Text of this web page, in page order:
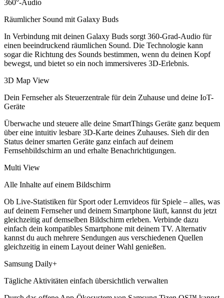
360°-Audio
Räumlicher Sound mit Galaxy Buds
In Verbindung mit deinen Galaxy Buds sorgt 360-Grad-Audio für
einen beeindruckend räumlichen Sound. Die Technologie kann
sogar die Richtung des Sounds bestimmen, wenn du deinen Kopf
bewegst, und bietet so ein noch immersiveres 3D-Erlebnis.
3D Map View
Dein Fernseher als Steuerzentrale für dein Zuhause und deine IoT-
Geräte
Überwache und steuere alle deine SmartThings Geräte ganz bequem
über eine intuitiv lesbare 3D-Karte deines Zuhauses. Sieh dir den
Status deiner smarten Geräte ganz einfach auf deinem
Fernsehbildschirm an und erhalte Benachrichtigungen.
Multi View
Alle Inhalte auf einem Bildschirm
Ob Live-Statistiken für Sport oder Lernvideos für Spiele – alles, was
auf deinem Fernseher und deinem Smartphone läuft, kannst du jetzt
gleichzeitig auf demselben Bildschirm erleben. Verbinde dazu
einfach dein kompatibles Smartphone mit deinem TV. Alternativ
kannst du auch mehrere Sendungen aus verschiedenen Quellen
gleichzeitig in einem Layout deiner Wahl genießen.
Samsung Daily+
Tägliche Aktivitäten einfach übersichtlich verwalten